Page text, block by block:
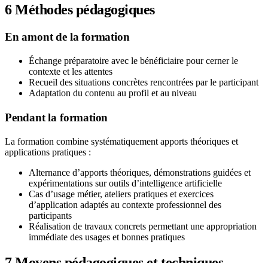
6Méthodes pédagogiques
En amont de la formation
Échange préparatoire avec le bénéficiaire pour cerner le
contexte et les attentes
Recueil des situations concrètes rencontrées par le participant
Adaptation du contenu au profil et au niveau
Pendant la formation
La formation combine systématiquement apports théoriques et
applications pratiques :
Alternance d’apports théoriques, démonstrations guidées et
expérimentations sur outils d’intelligence artificielle
Cas d’usage métier, ateliers pratiques et exercices
d’application adaptés au contexte professionnel des
participants
Réalisation de travaux concrets permettant une appropriation
immédiate des usages et bonnes pratiques